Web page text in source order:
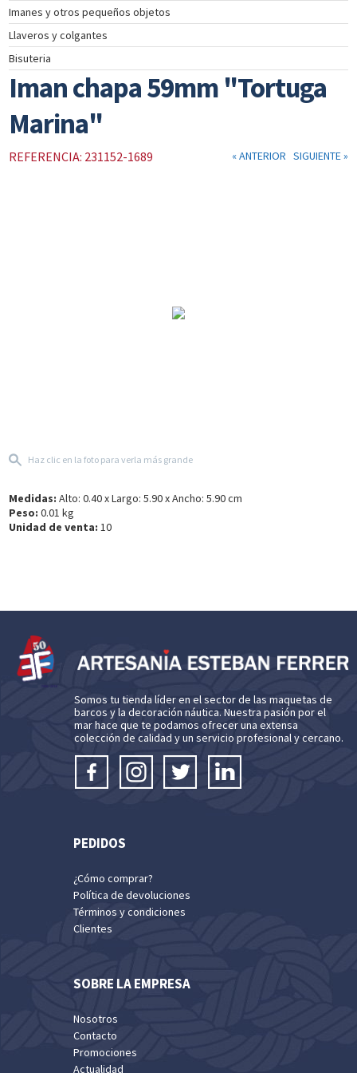
INSTRUMENTOS
DE
NAVEGACIÓN
NAUTICO
CATÁLOGO
PROMOCIONES
Imanes y otros pequeños objetos
Llaveros y colgantes
Bisuteria
Iman chapa 59mm "Tortuga
Marina"
REFERENCIA: 231152-1689 « ANTERIOR SIGUIENTE »
Haz clic en la foto para verla más grande
Medidas:Alto: 0.40 x Largo: 5.90 x Ancho: 5.90 cm
Peso:0.01 kg
Unidad de venta:10
Somos tu tienda líder en el sector de las maquetas de
barcos y la decoración náutica. Nuestra pasión por el
mar hace que te podamos ofrecer una extensa
colección de calidad y un servicio profesional y cercano.
PEDIDOS
¿Cómo comprar?
Política de devoluciones
Términos y condiciones
Clientes
SOBRE LA EMPRESA
Nosotros
Contacto
Promociones
Actualidad